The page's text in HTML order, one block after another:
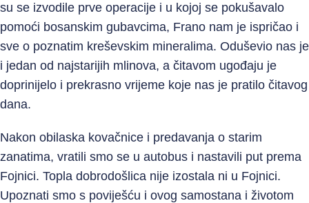
su se izvodile prve operacije i u kojoj se pokušavalo
pomoći bosanskim gubavcima, Frano nam je ispričao i
sve o poznatim kreševskim mineralima. Oduševio nas je
i jedan od najstarijih mlinova, a čitavom ugođaju je
doprinijelo i prekrasno vrijeme koje nas je pratilo čitavog
dana.
Nakon obilaska kovačnice i predavanja o starim
zanatima, vratili smo se u autobus i nastavili put prema
Fojnici. Topla dobrodošlica nije izostala ni u Fojnici.
Upoznati smo s poviješću i ovog samostana i životom